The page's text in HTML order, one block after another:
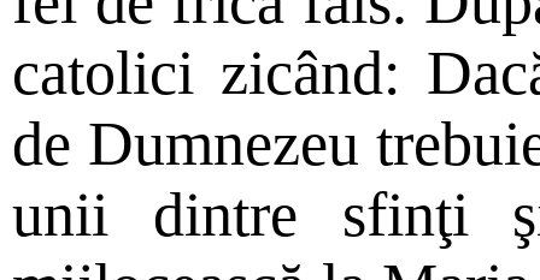
catolici zicând:
de Dumnezeu
unii dintre sfinţi